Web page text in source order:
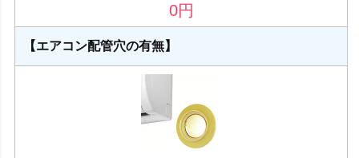
0円
【エアコン配管穴の有無】